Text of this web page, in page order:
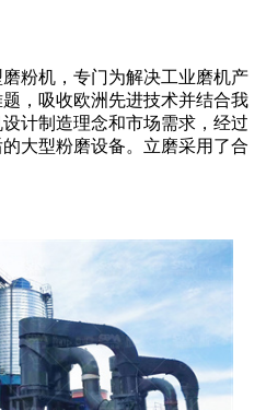
粉机，专门为解决工业磨机产
，吸收欧洲先进技术并结合我
计制造理念和市场需求，经过
大型粉磨设备。立磨采用了合